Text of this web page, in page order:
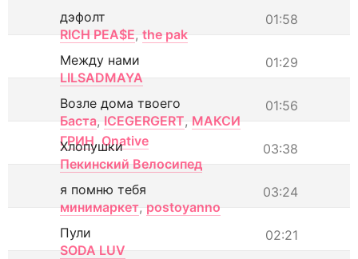
01:58
дэфолт
RICH PEA$E, the pak
01:29
Между нами
LILSADMAYA
01:56
Возле дома твоего
Баста, ICEGERGERT, МАКСИ
ГРИН, Onative 03:38
Хлопушки
Пекинский Велосипед
03:24
я помню тебя
минимаркет, postoyanno
02:21
Пули
SODA LUV